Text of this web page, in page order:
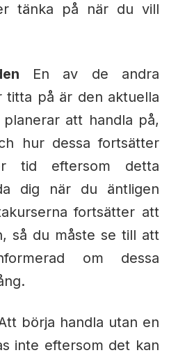
tänka på när du vill
En av de andra
titta på är den aktuella
att handla på,
hur dessa fortsätter
tid eftersom detta
dig när du äntligen
fortsätter att
så du måste se till att
om dessa
börja handla utan en
inte eftersom det kan